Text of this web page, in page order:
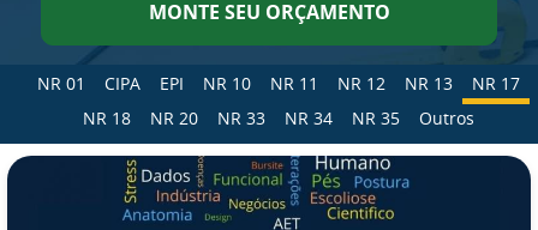
MONTE SEU ORÇAMENTO
NR 01 CIPA EPI NR 10 NR 11 NR 12 NR 13
NR 17
NR 18
NR 20 NR 33 NR 34 NR 35 Outros